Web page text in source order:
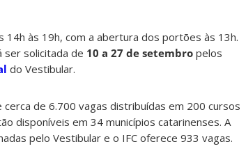
14h às 19h, com a abertura dos portões às 13h.
ser solicitada de 10 a 27 de setembro pelos
do Vestibular.
de 6.700 vagas distribuídas em 200 cursos
disponíveis em 34 municípios catarinenses. A
pelo Vestibular e o IFC oferece 933 vagas.